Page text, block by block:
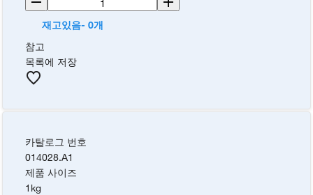
재고있음- 0개
참고
목록에 저장
카탈로그 번호
014028.A1
제품 사이즈
1kg